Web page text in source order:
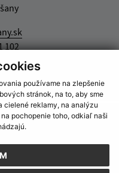
používame na zlepšenie
stránok, na to, aby sme
cielené reklamy, na analýzu
pochopenie toho, odkiaľ naši
102